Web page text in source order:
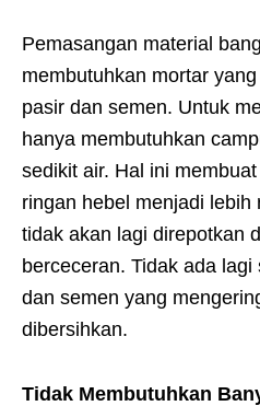
Pemasangan material
membutuhkan mortar
pasir dan semen. Untuk
hanya membutuhkan
sedikit air. Hal ini
ringan hebel menjadi lebih
tidak akan lagi direpotkan
berceceran. Tidak ada
dan semen yang
dibersihkan.
Tidak Membutuhkan